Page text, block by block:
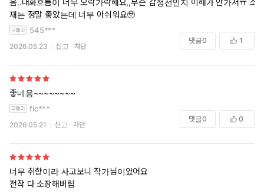
음..대화흐름이 너무 오락가락해요,,무슨 감정선인지 이해가 안가서ㅠ 소
재는 정말 좋았는데 너무 아쉬워요🥹
545***
2026.05.23 신고 차단
댓글0 1
좋네용~~~~~~~~
fic***
2026.05.21 신고 차단
댓글0 0
너무 취향이라 사고보니 작가님이었어요
전작 다 소장해버림